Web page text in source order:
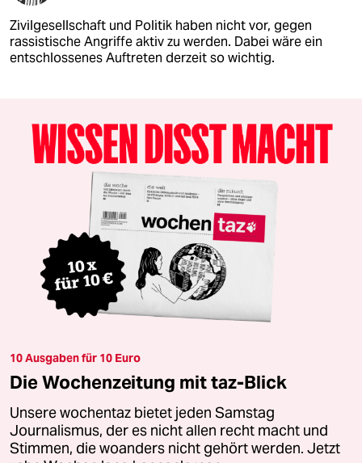
Zivilgesellschaft und Politik haben nicht vor, gegen
rassistische Angriffe aktiv zu werden. Dabei wäre ein
entschlossenes Auftreten derzeit so wichtig.
10 Ausgaben für 10 Euro
Die Wochenzeitung mit taz-Blick
Unsere wochentaz bietet jeden Samstag
Journalismus, der es nicht allen recht macht und
Stimmen, die woanders nicht gehört werden. Jetzt